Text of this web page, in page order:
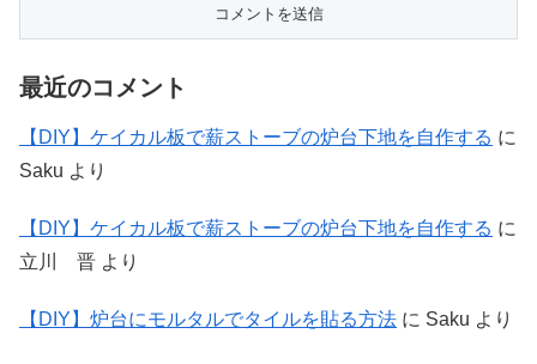
最近のコメント
【DIY】ケイカル板で薪ストーブの炉台下地を自作する に
Saku より
【DIY】ケイカル板で薪ストーブの炉台下地を自作する に
立川 晋 より
【DIY】炉台にモルタルでタイルを貼る方法 に Saku より